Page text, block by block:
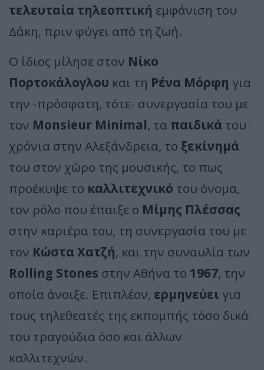
τελευταία τηλεοπτική εμφάνιση του
Δάκη, πριν φύγει από τη ζωή.
Ο ίδιος μίλησε στον Νίκο
Πορτοκάλογλου και τη Ρένα Μόρφη για
την -πρόσφατη, τότε- συνεργασία του με
τον Monsieur Minimal, τα παιδικά του
χρόνια στην Αλεξάνδρεια, το ξεκίνημά
του στον χώρο της μουσικής, το πως
προέκυψε το καλλιτεχνικό του όνομα,
τον ρόλο που έπαιξε ο Μίμης Πλέσσας
στην καριέρα του, τη συνεργασία του με
τον Κώστα Χατζή, και την συναυλία των
Rolling Stones στην Αθήνα το 1967, την
οποία άνοιξε. Επιπλέον, ερμηνεύει για
τους τηλεθεατές της εκπομπής τόσο δικά
του τραγούδια όσο και άλλων
καλλιτεχνών.